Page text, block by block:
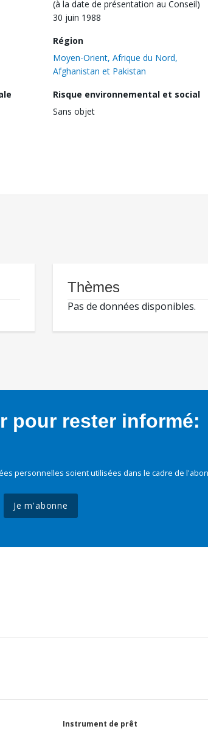
(à la date de présentation au Conseil)
30 juin 1988
Région
Moyen-Orient, Afrique du Nord,
Afghanistan et Pakistan
Risque environnemental et social
Sans objet
Thèmes
Pas de données disponibles.
pour rester informé:
personnelles soient utilisées dans le cadre de
Je m'abonne
Instrument de prêt